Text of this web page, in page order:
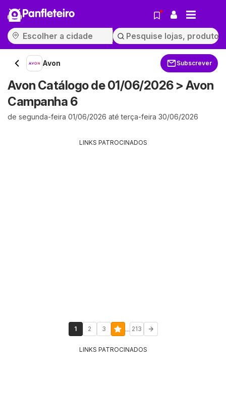
Panfleteiro
Avon Subscrever
Avon Catálogo de 01/06/2026 > Avon
Campanha 6
de segunda-feira 01/06/2026 até terça-feira 30/06/2026
LINKS PATROCINADOS
1 2 3 ... 213
LINKS PATROCINADOS